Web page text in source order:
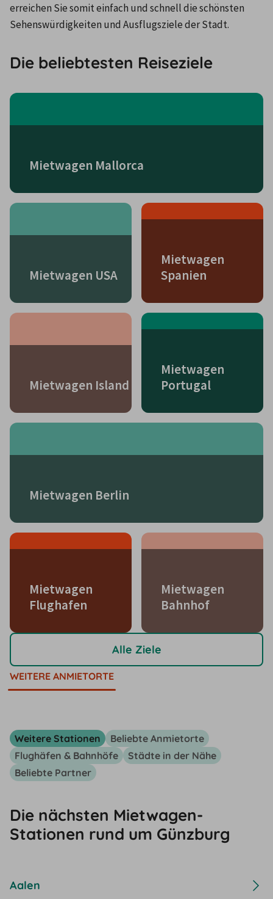
erreichen Sie somit einfach und schnell die schönsten
Sehenswürdigkeiten und Ausflugsziele der Stadt.
Die beliebtesten Reiseziele
Mietwagen Mallorca
Mietwagen USA
Mietwagen
Spanien
Mietwagen Island
Mietwagen
Portugal
Mietwagen Berlin
Mietwagen
Flughafen
Mietwagen
Bahnhof
Alle Ziele
WEITERE ANMIETORTE
Weitere Stationen
Beliebte Anmietorte
Flughäfen & Bahnhöfe
Städte in der Nähe
Beliebte Partner
Die nächsten Mietwagen-
Stationen rund um Günzburg
Aalen